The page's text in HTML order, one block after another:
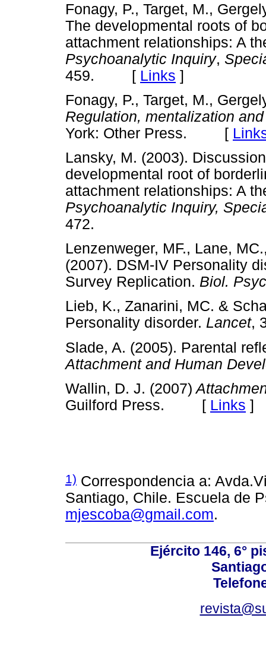
Fonagy, P., Target, M.,
The developmental roots of
attachment relationships: A
Psychoanalytic Inquiry,
459. [ Links ]
Fonagy, P., Target, M.,
Regulation, mentalization
York: Other Press. [
Lansky, M. (2003).
developmental root of
attachment relationships: A
Psychoanalytic Inquiry,
472.
Lenzenweger, MF., Lane,
(2007). DSM-IV Personality
Survey Replication. Biol.
Lieb, K., Zanarini, MC. &
Personality disorder. Lancet,
Slade, A. (2005). Parental
Attachment and Human
Wallin, D. J. (2007)
Guilford Press. [ Links ]
1) Correspondencia a:
Santiago, Chile. Escuela de
mjescoba@gmail.com.
Ejército 146, 6°